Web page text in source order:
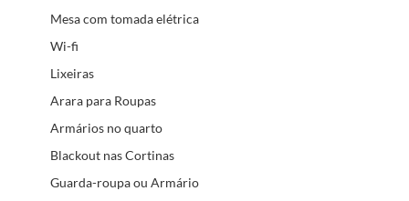
Mesa com tomada elétrica
Wi-fi
Lixeiras
Arara para Roupas
Armários no quarto
Blackout nas Cortinas
Guarda-roupa ou Armário